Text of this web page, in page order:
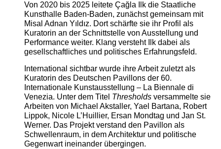
Von 2020 bis 2025 leitete Çağla Ilk die Staatliche
Kunsthalle Baden-Baden, zunächst gemeinsam mit
Misal Adnan Yıldız. Dort schärfte sie ihr Profil als
Kuratorin an der Schnittstelle von Ausstellung und
Performance weiter. Klang versteht Ilk dabei als
gesellschaftliches und politisches Erfahrungsfeld.
International sichtbar wurde ihre Arbeit zuletzt als
Kuratorin des Deutschen Pavillons der 60.
Internationale Kunstausstellung – La Biennale di
Venezia. Unter dem Titel Thresholdsversammelte sie
Arbeiten von Michael Akstaller, Yael Bartana, Robert
Lippok, Nicole L’Huillier, Ersan Mondtag und Jan St.
Werner. Das Projekt verstand den Pavillon als
Schwellenraum, in dem Architektur und politische
Gegenwart ineinander übergingen.